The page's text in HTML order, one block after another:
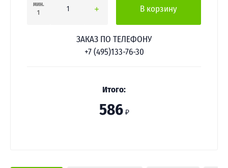
мин.
1
В корзину
ЗАКАЗ ПО ТЕЛЕФОНУ
+7 (495)133-76-30
Итого:
586 ₽